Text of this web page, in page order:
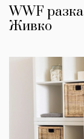
WWF
Живко